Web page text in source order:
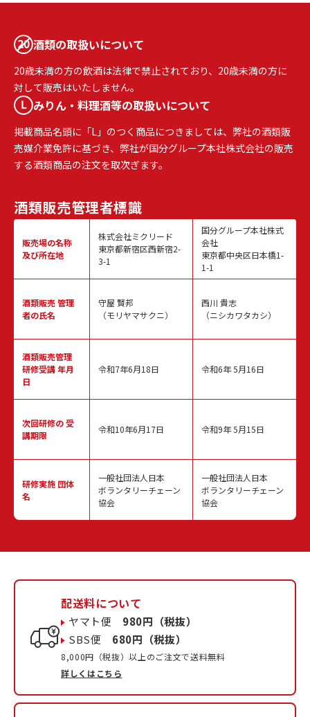
酒類の取扱いについて
20歳未満の方の飲酒は法律で禁止されており、20歳未満の方に
対して販売はいたしません。
みりん・料理酒等の取扱いについて
掲載商品名頭に「L」のつく商品につきましては、弊社の酒類販
売媒介業免許に基づき、弊社が国分グループ本社株式会社の販売
する酒類商品の注文を取次ぎます。
酒類販売管理者標識
販売場の名称
及び所在地
酒類販売管理
者の氏名
酒類販売管理
研修受講 年月
日
次回研修の受
講期限
研修実施 団体
名
株式会社ミクリード
東京都新宿区西新宿2-
3-1
守屋 賢邦
（モリヤマサクニ）
令和7年6月18日
令和10年6月17日
一般社団法人日本
ボランタリーチェーン
協会
国分グループ本社株式
会社
東京都中央区日本橋1-
1-1
西川 貴志
（ニシカワタカシ）
令和6年 5月16日
令和9年 5月15日
一般社団法人日本
ボランタリーチェーン
協会
配送料について
ヤマト便 980円（税抜）
SBS便 680円（税抜）
8,000円（税抜）以上のご注文で送料無料
詳しくはこちら